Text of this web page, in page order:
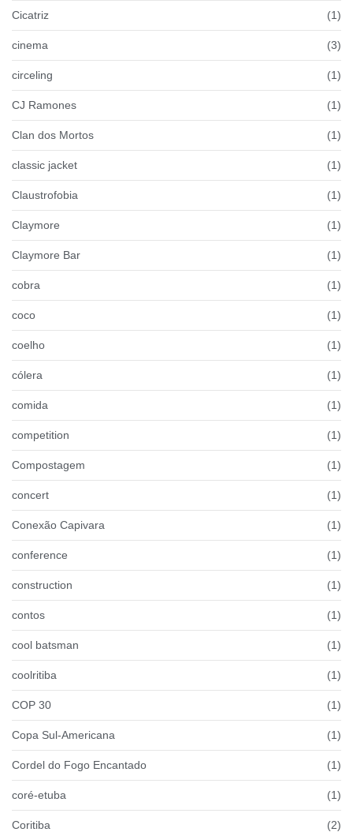
Cicatriz (1)
cinema (3)
circeling (1)
CJ Ramones (1)
Clan dos Mortos (1)
classic jacket (1)
Claustrofobia (1)
Claymore (1)
Claymore Bar (1)
cobra (1)
coco (1)
coelho (1)
cólera (1)
comida (1)
competition (1)
Compostagem (1)
concert (1)
Conexão Capivara (1)
conference (1)
construction (1)
contos (1)
cool batsman (1)
coolritiba (1)
COP 30 (1)
Copa Sul-Americana (1)
Cordel do Fogo Encantado (1)
coré-etuba (1)
Coritiba (2)